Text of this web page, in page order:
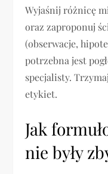
Wyjaśnij różnicę
oraz zaproponuj
(obserwacje,
potrzebna jest
specjalisty.
etykiet.
Jak
nie były